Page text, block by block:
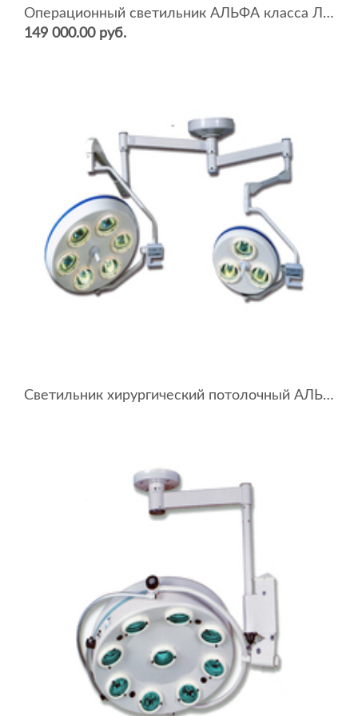
Операционный светильник АЛЬФА класса ЛЮКС G6000
149 000.00 руб.
Светильник хирургический потолочный АЛЬФА 6+3